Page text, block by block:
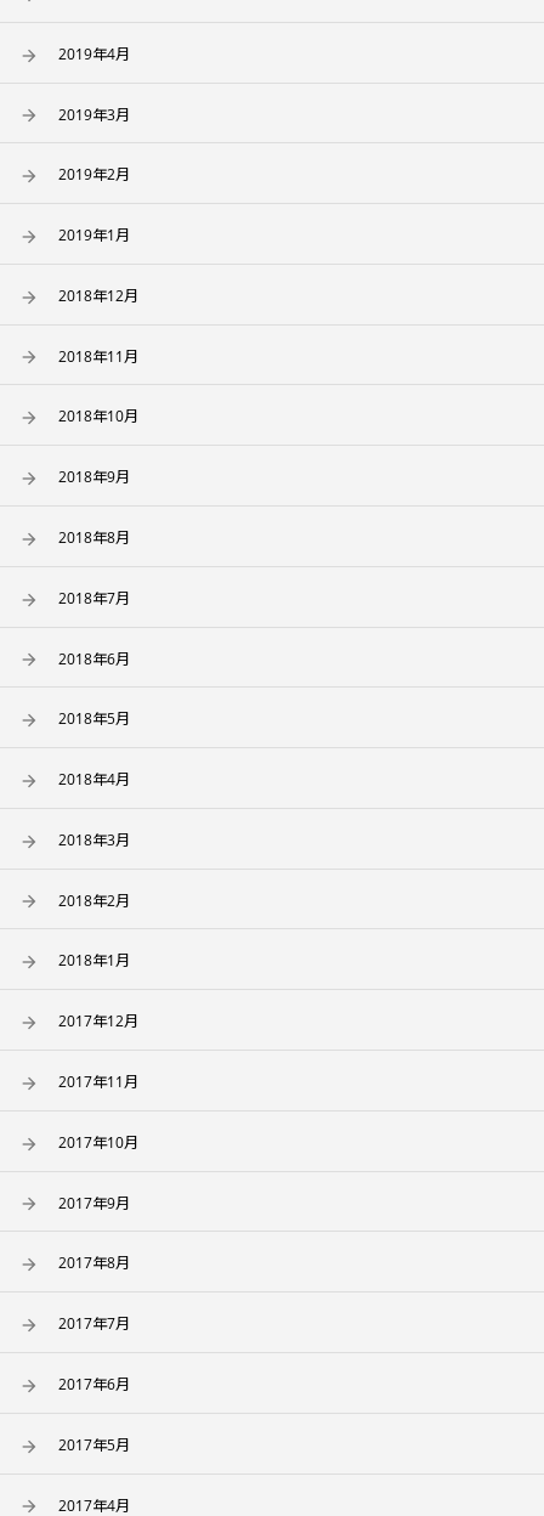
2019年4月
2019年3月
2019年2月
2019年1月
2018年12月
2018年11月
2018年10月
2018年9月
2018年8月
2018年7月
2018年6月
2018年5月
2018年4月
2018年3月
2018年2月
2018年1月
2017年12月
2017年11月
2017年10月
2017年9月
2017年8月
2017年7月
2017年6月
2017年5月
2017年4月